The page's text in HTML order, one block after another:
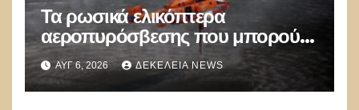
Τα ρωσικά ελικόπτερα
αεροπυρόσβεσης που μπορούν
να ρίχνουν 5 τόνους νερού με 8
μποφόρ
ΑΥΓ 6, 2026 ΔΕΚΈΛΕΙΑ NEWS